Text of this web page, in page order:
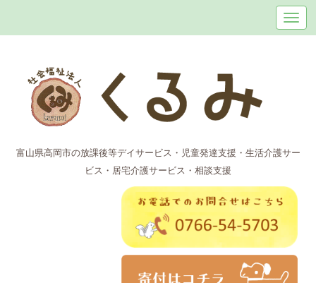
富山県高岡市の放課後等デイサービス・児童発達支援・生活介護サー
ビス・居宅介護サービス・相談支援